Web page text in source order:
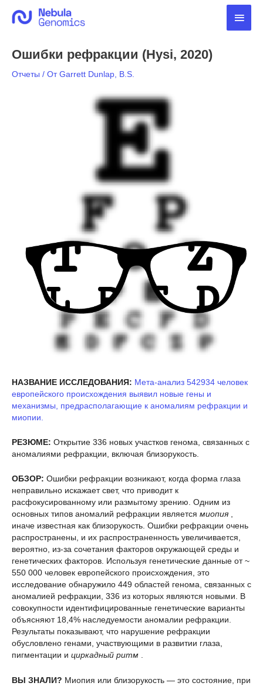
содержимому
Ошибки рефракции (Hysi, 2020)
Отчеты / ОтGarrett Dunlap, B.S.
НАЗВАНИЕ ИССЛЕДОВАНИЯ: Мета-анализ 542934 человек
европейского происхождения выявил новые гены и
механизмы, предрасполагающие к аномалиям рефракции и
миопии.
РЕЗЮМЕ: Открытие 336 новых участков генома, связанных с
аномалиями рефракции, включая близорукость.
ОБЗОР: Ошибки рефракции возникают, когда форма глаза
неправильно искажает свет, что приводит к
расфокусированному или размытому зрению. Одним из
основных типов аномалий рефракции является миопия ,
иначе известная как близорукость. Ошибки рефракции очень
распространены, и их распространенность увеличивается,
вероятно, из-за сочетания факторов окружающей среды и
генетических факторов. Используя генетические данные от ~
550 000 человек европейского происхождения, это
исследование обнаружило 449 областей генома, связанных с
аномалией рефракции, 336 из которых являются новыми. В
совокупности идентифицированные генетические варианты
объясняют 18,4% наследуемости аномалии рефракции.
Результаты показывают, что нарушение рефракции
обусловлено генами, участвующими в развитии глаза,
пигментации и циркадный ритм .
ВЫ ЗНАЛИ? Миопия или близорукость — это состояние, при